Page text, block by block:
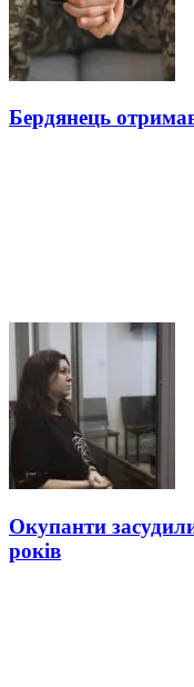
Бердянець
Окупанти
років